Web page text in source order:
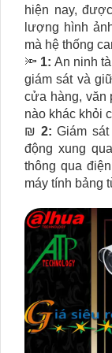
hiện nay,
lượng hình
mà hệ thống
🔦 1: An ninh
giám sát và
cửa hàng, văn
nào khác khỏi
₪ 2: Giám
động xung
thông qua
máy tính bảng